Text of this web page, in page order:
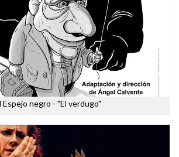
Espejo negro - "El verdugo"